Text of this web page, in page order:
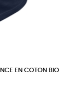
EN COTON BIO